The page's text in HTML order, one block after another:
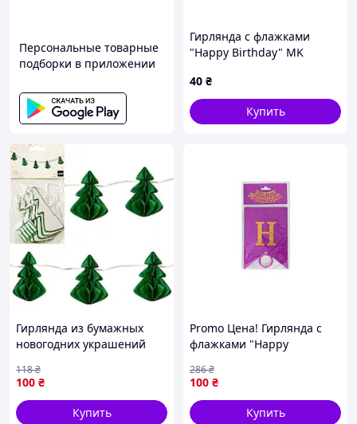
Персональные товарные
подборки в приложении
Гирлянда с флажками
"Happy Birthday" MK
40 ₴
Купить
Гирлянда из бумажных
новогодних украшений
100 ₴
118₴
Купить
Promo Цена! Гирлянда с
флажками "Happy
фиолетовый - только на
ZaGrosh.com.ua
100 ₴
286₴
Купить